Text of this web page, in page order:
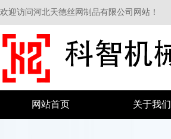
欢迎访问河北天德丝网制品有限公司网站！
网站首页 关于我们